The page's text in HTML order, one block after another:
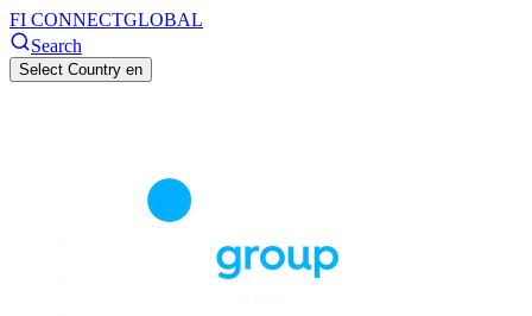
FI CONNECTGLOBAL
Search
Select Country en